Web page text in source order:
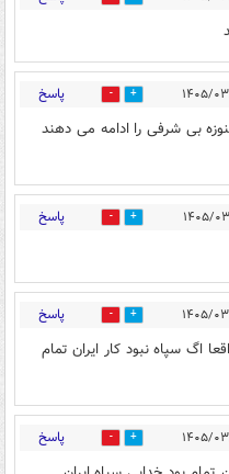
2 پاسخ
بی شرفی را ادامه می دهند
2 پاسخ
2 پاسخ
اگ سپاه نبود کار ایران تمام
2 پاسخ